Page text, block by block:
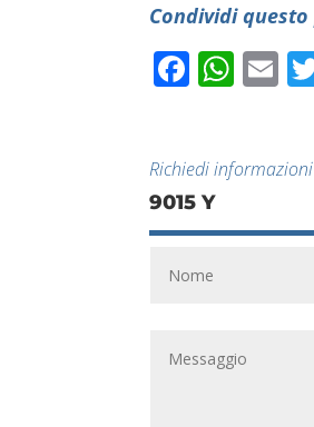
Condividi
Richiedi
9015 Y